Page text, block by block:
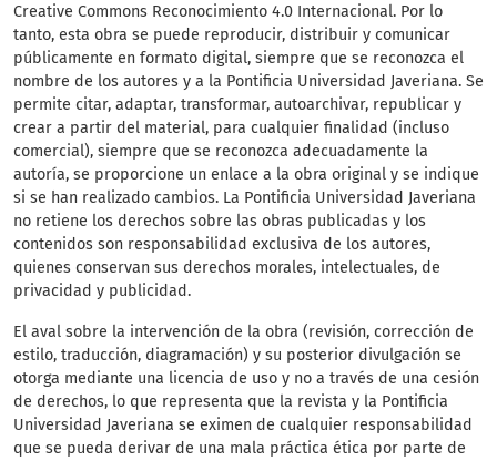
Creative Commons Reconocimiento 4.0 Internacional. Por lo
tanto, esta obra se puede reproducir, distribuir y comunicar
públicamente en formato digital, siempre que se reconozca el
nombre de los autores y a la Pontificia Universidad Javeriana. Se
permite citar, adaptar, transformar, autoarchivar, republicar y
crear a partir del material, para cualquier finalidad (incluso
comercial), siempre que se reconozca adecuadamente la
autoría, se proporcione un enlace a la obra original y se indique
si se han realizado cambios. La Pontificia Universidad Javeriana
no retiene los derechos sobre las obras publicadas y los
contenidos son responsabilidad exclusiva de los autores,
quienes conservan sus derechos morales, intelectuales, de
privacidad y publicidad.
El aval sobre la intervención de la obra (revisión, corrección de
estilo, traducción, diagramación) y su posterior divulgación se
otorga mediante una licencia de uso y no a través de una cesión
de derechos, lo que representa que la revista y la Pontificia
Universidad Javeriana se eximen de cualquier responsabilidad
que se pueda derivar de una mala práctica ética por parte de